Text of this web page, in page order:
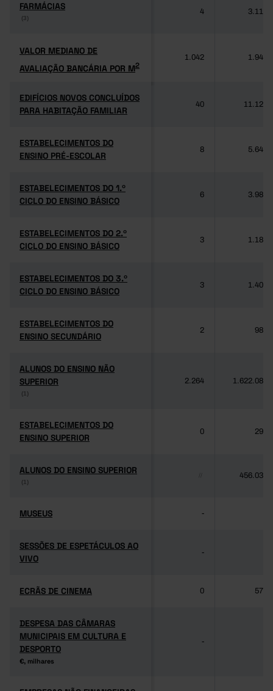
FARMÁCIAS
(3)
FARMÁCIAS
(3)
4 3.118
VALOR MEDIANO DE
AVALIAÇÃO BANCÁRIA POR M2
VALOR MEDIANO DE
AVALIAÇÃO BANCÁRIA POR M2
1.042 1.949
EDIFÍCIOS NOVOS CONCLUÍDOS
PARA HABITAÇÃO FAMILIAR
EDIFÍCIOS NOVOS CONCLUÍDOS
PARA HABITAÇÃO FAMILIAR
40 11.125
ESTABELECIMENTOS DO
ENSINO PRÉ-ESCOLAR
ESTABELECIMENTOS DO
ENSINO PRÉ-ESCOLAR
8 5.640
ESTABELECIMENTOS DO 1.º
CICLO DO ENSINO BÁSICO
ESTABELECIMENTOS DO 1.º
CICLO DO ENSINO BÁSICO
6 3.985
ESTABELECIMENTOS DO 2.º
CICLO DO ENSINO BÁSICO
ESTABELECIMENTOS DO 2.º
CICLO DO ENSINO BÁSICO
3 1.189
ESTABELECIMENTOS DO 3.º
CICLO DO ENSINO BÁSICO
ESTABELECIMENTOS DO 3.º
CICLO DO ENSINO BÁSICO
3 1.406
ESTABELECIMENTOS DO
ENSINO SECUNDÁRIO
ESTABELECIMENTOS DO
ENSINO SECUNDÁRIO
2 981
ALUNOS DO ENSINO NÃO
SUPERIOR
(1)
ALUNOS DO ENSINO NÃO
SUPERIOR
(1)
2.264 1.622.084
ESTABELECIMENTOS DO
ENSINO SUPERIOR
ESTABELECIMENTOS DO
ENSINO SUPERIOR
0 292
ALUNOS DO ENSINO SUPERIOR
(1)
ALUNOS DO ENSINO SUPERIOR
(1)
456.032
MUSEUS
MUSEUS -
SESSÕES DE ESPETÁCULOS AO
VIVO
SESSÕES DE ESPETÁCULOS AO
VIVO
-
ECRÃS DE CINEMA
ECRÃS DE CINEMA 0 579
DESPESA DAS CÂMARAS
MUNICIPAIS EM CULTURA E
DESPORTO
€, milhares
DESPESA DAS CÂMARAS
MUNICIPAIS EM CULTURA E
DESPORTO
€, milhares
-